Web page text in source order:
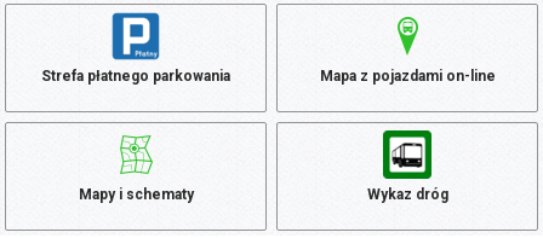
Strefa płatnego parkowania Mapa z pojazdami on-line
Mapy i schematy Wykaz dróg